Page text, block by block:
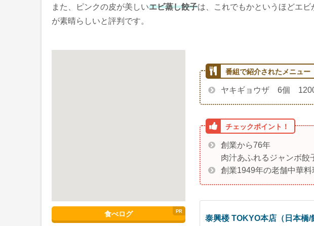
また、ピンクの皮が美しいエビ蒸し餃子は、これでもかというほどエ
が素晴らしいと評判です。
食べログ
ヤキギョウザ 6個
創業から76年
肉汁あふれるジャンボ餃
創業1949年の老舗中華料
泰興楼 TOKYO本店（日本橋